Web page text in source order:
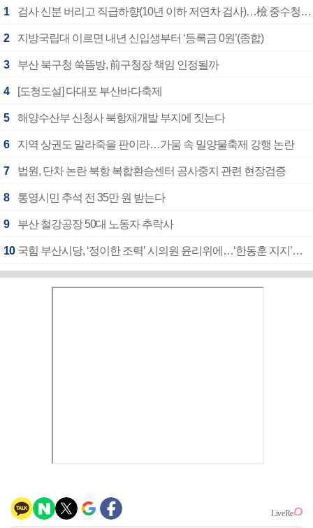
1 검사 신분 버리고 직급하향(10년 이하 저연차 검사)…檢 중수청행 기피
2 지방국립대 이르면 내년 신입생부터 ‘등록금 0원’(종합)
3 부산 북구청 쑥뜸방, 前구청장 책임 인정될까
4 [도청도설] 다대포 부산바다축제
5 해양수산부 신청사 북항재개발 부지에 짓는다
6 지역 상권도 말라죽을 판이라…가뭄 속 밀양물축제 강행 논란
7 법원, 단차 논란 북항 복합환승센터 공사중지 관련 현장검증
8 통영시민 추석 전 35만 원 받는다
9 부산 철강공장 50대 노동자 추락사
10 국힘 부산시당, ‘정이한 조력’ 시의원 윤리위에…‘한동훈 지지’도 신고접수